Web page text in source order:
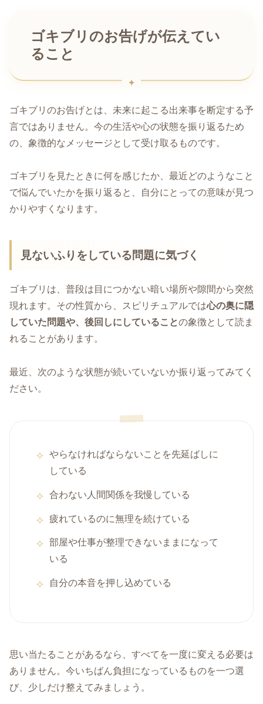
ゴキブリのお告げが伝えてい
ること
ゴキブリのお告げとは、未来に起こる出来事を断定する予
言ではありません。今の生活や心の状態を振り返るため
の、象徴的なメッセージとして受け取るものです。
ゴキブリを見たときに何を感じたか、最近どのようなこと
で悩んでいたかを振り返ると、自分にとっての意味が見つ
かりやすくなります。
見ないふりをしている問題に気づく
ゴキブリは、普段は目につかない暗い場所や隙間から突然
現れます。その性質から、スピリチュアルでは心の奥に隠
していた問題や、後回しにしていることの象徴として読ま
れることがあります。
最近、次のような状態が続いていないか振り返ってみてく
ださい。
やらなければならないことを先延ばしに
している
合わない人間関係を我慢している
疲れているのに無理を続けている
部屋や仕事が整理できないままになって
いる
自分の本音を押し込めている
思い当たることがあるなら、すべてを一度に変える必要は
ありません。今いちばん負担になっているものを一つ選
び、少しだけ整えてみましょう。